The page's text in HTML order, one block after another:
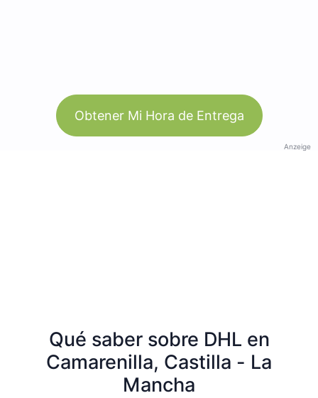
Obtener Mi Hora de Entrega
Anzeige
Qué saber sobre DHL en
Camarenilla, Castilla - La
Mancha